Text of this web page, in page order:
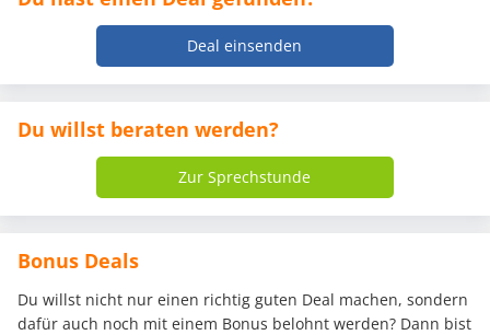
Deal einsenden
Du willst beraten werden?
Zur Sprechstunde
Bonus Deals
Du willst nicht nur einen richtig guten Deal machen, sondern
dafür auch noch mit einem Bonus belohnt werden? Dann bist